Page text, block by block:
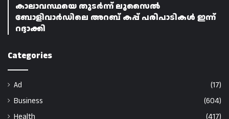
കാലാവസ്ഥയെ തുടർന്ന് ലുസൈൽ
ബോളിവാർഡിലെ അറബ് കപ്പ് പരിപാടികൾ ഇന്ന്
റദ്ദാക്കി
Categories
Ad
(17)
Business
(604)
Health
(417)